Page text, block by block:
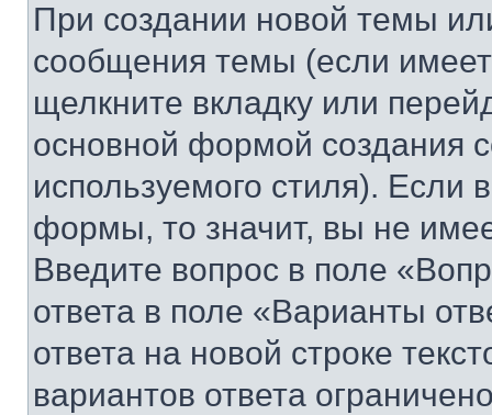
При создании новой темы
сообщения темы (если
щелкните вкладку или
основной формой создания
используемого стиля). Если
формы, то значит, вы не
Введите вопрос в поле
ответа в поле «Варианты
ответа на новой строке
вариантов ответа